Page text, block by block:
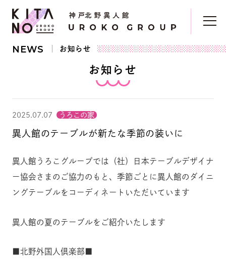
NEWS お知らせ
お知らせ
2025.07.07 うろこの家
異人館のテーブルが新たな季節の装いに
異人館うろこグループでは（社）日本テーブルデザイナ
ー協会さまのご協力のもと、季節ごとに異人館のダイニ
ングテーブルをコーディネートいただいています
異人館の夏のテーブルをご紹介いたします
■北野外国人倶楽部■